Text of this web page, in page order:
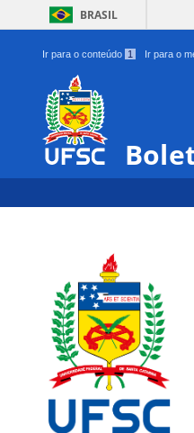
BRASIL
Ir para o conteúdo 1 Ir para o